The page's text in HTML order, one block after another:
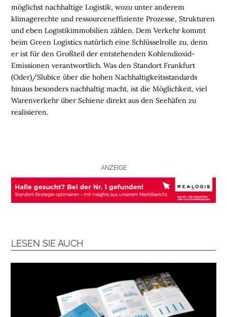
e
t
e
r
j
e
t
z
a
b
o
n
i
e
möglichst nachhaltige Logistik, wozu unter anderem
klimagerechte und ressourceneffiziente Prozesse, Strukturen
und eben Logistikimmobilien zählen. Dem Verkehr kommt
beim Green Logistics natürlich eine Schlüsselrolle zu, denn
er ist für den Großteil der entstehenden Kohlendioxid-
Emissionen verantwortlich. Was den Standort Frankfurt
(Oder)/Slubice über die hohen Nachhaltigkeitsstandards
hinaus besonders nachhaltig macht, ist die Möglichkeit, viel
Warenverkehr über Schiene direkt aus den Seehäfen zu
realisieren.
ANZEIGE
LESEN SIE AUCH